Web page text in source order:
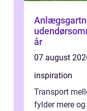
Anlægsgartner vejle
år
07 august
inspiration
Transport
fylder mere